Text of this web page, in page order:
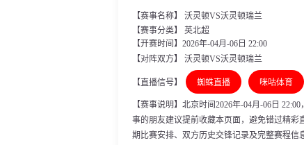
【赛事名称】 沃灵顿VS沃灵顿瑞兰
【赛事分类】 英北超
【开赛时间】2026年-04月-06日 22:00
【对阵双方】 沃灵顿VS沃灵顿瑞兰
【直播信号】 蜘蛛直播 咪咕体育
【赛事说明】北京时间2026年-04月-06日
事的朋友建议提前收藏本页面，避免错过精
期比赛安排、双方历史交锋记录及完整赛程信